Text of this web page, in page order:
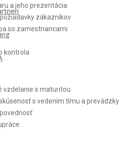
a jeho prezentácia
zákazníkov
so zamestnancami
kontrola
vzdelanie s maturitou
s vedením tímu a prevádzky